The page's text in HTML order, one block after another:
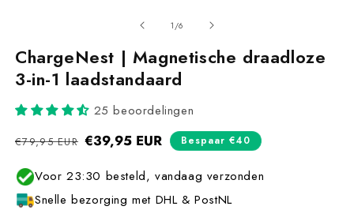
1 /van
6
ChargeNest | Magnetische draadloze
3-in-1 laadstandaard
25 beoordelingen
Normale
€79,95 EUR Aanbiedingsprijs
€39,95 EUR Bespaar €40
Voor 23:30 besteld, vandaag verzonden
Snelle bezorging met DHL & PostNL